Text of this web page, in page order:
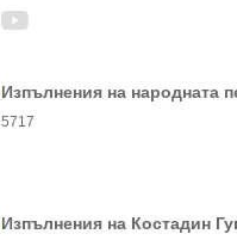
Изпълнения на народната
5717
Изпълнения на Костадин